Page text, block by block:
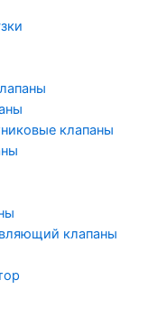
клапаны
клапаны